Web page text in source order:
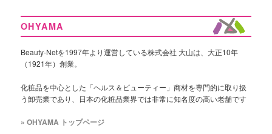
OHYAMA
Beauty-Netを1997年より運営している株式会社 大山は、大正10年
（1921年）創業。
化粧品を中心とした「ヘルス＆ビューティー」商材を専門的に取り扱
う卸売業であり、日本の化粧品業界では非常に知名度の高い老舗です
» OHYAMA トップページ